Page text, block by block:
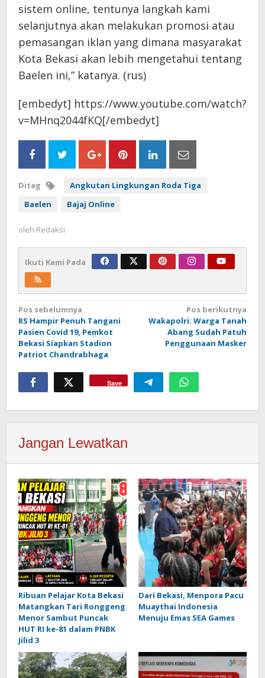
sistem online, tentunya langkah kami
selanjutnya akan melakukan promosi atau
pemasangan iklan yang dimana masyarakat
Kota Bekasi akan lebih mengetahui tentang
Baelen ini,” katanya. (rus)
[embedyt] https://www.youtube.com/watch?
v=MHnq2044fKQ[/embedyt]
Ditag
Angkutan Lingkungan Roda Tiga
Baelen
Bajaj Online
oleh Redaksi
Ikuti Kami Pada
Navigasi
pos
Pos sebelumnya
RS Hampir Penuh Tangani
Pasien Covid 19, Pemkot
Bekasi Siapkan Stadion
Patriot Chandrabhaga
Pos berikutnya
Wakapolri: Warga Tanah
Abang Sudah Patuh
Penggunaan Masker
Save
Jangan Lewatkan
Ribuan Pelajar Kota Bekasi
Matangkan Tari Ronggeng
Menor Sambut Puncak
HUT RI ke-81 dalam PNBK
Jilid 3
Dari Bekasi, Menpora Pacu
Muaythai Indonesia
Menuju Emas SEA Games